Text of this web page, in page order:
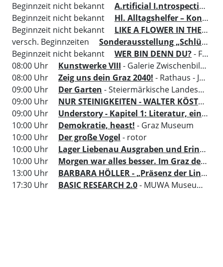
Beginnzeit nicht bekannt A.rtificial I.ntrospection O.
Beginnzeit nicht bekannt
Hl. Alltagshelfer – Konkrete Hilfe aus dem Himmel
Beginnzeit nicht bekannt
LIKE A FLOWER IN THE LANDSCAPE
versch. Beginnzeiten
Sonderausstellung „Schlüssel zur Kunst“
Beginnzeit nicht bekannt
WER BIN DENN DU?- Flughafen Graz Thalerhof
08:00 Uhr
Kunstwerke VIII - Galerie Zwischenbilder im Sozialamt der Stadt Graz
08:00 Uhr
Zeig uns dein Graz 2040! - Rathaus - Jugendgalerie
09:00 Uhr
Der Garten - Steiermärkische Landesbibliothek
09:00 Uhr
NUR STEINIGKEITEN - WALTER KÖSTENBAUER
09:00 Uhr
Understory - Kapitel 1: Literatur, ein Ort um sich zu versammeln
10:00 Uhr
Demokratie, heast! - Graz Museum
10:00 Uhr
Der große Vogel - rotor
10:00 Uhr
Lager Liebenau Ausgraben und Erinnern
10:00 Uhr
Morgen war alles besser. Im Graz der 70er
13:00 Uhr
BARBARA HÖLLER - „Präsenz der Linien“
17:30 Uhr
BASIC RESEARCH 2.0- MUWA Museum der Wahrnehmung